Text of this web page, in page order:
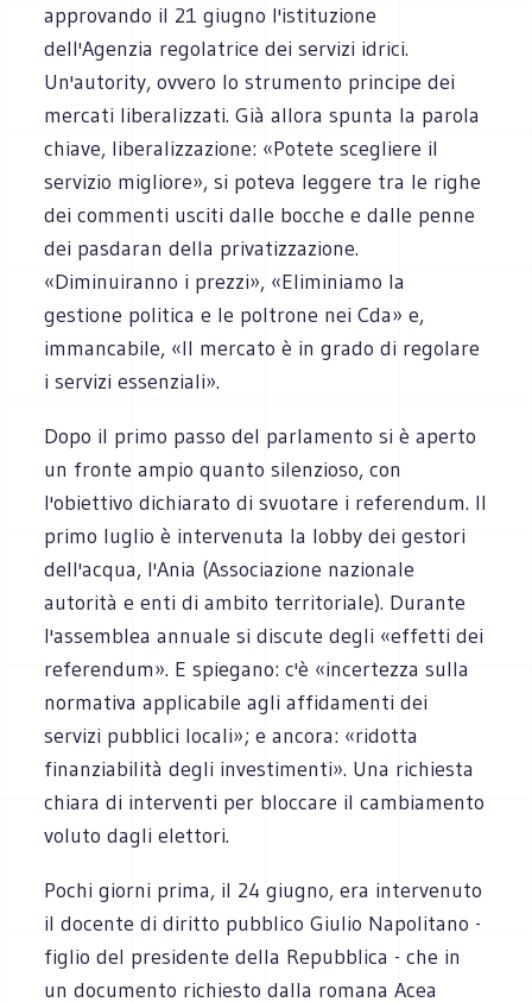
approvando il 21 giugno l'istituzione
dell'Agenzia regolatrice dei servizi idrici.
Un'autority, ovvero lo strumento principe dei
mercati liberalizzati. Già allora spunta la parola
chiave, liberalizzazione: «Potete scegliere il
servizio migliore», si poteva leggere tra le righe
dei commenti usciti dalle bocche e dalle penne
dei pasdaran della privatizzazione.
«Diminuiranno i prezzi», «Eliminiamo la
gestione politica e le poltrone nei Cda» e,
immancabile, «Il mercato è in grado di regolare
i servizi essenziali».
Dopo il primo passo del parlamento si è aperto
un fronte ampio quanto silenzioso, con
l'obiettivo dichiarato di svuotare i referendum. Il
primo luglio è intervenuta la lobby dei gestori
dell'acqua, l'Ania (Associazione nazionale
autorità e enti di ambito territoriale). Durante
l'assemblea annuale si discute degli «effetti dei
referendum». E spiegano: c'è «incertezza sulla
normativa applicabile agli affidamenti dei
servizi pubblici locali»; e ancora: «ridotta
finanziabilità degli investimenti». Una richiesta
chiara di interventi per bloccare il cambiamento
voluto dagli elettori.
Pochi giorni prima, il 24 giugno, era intervenuto
il docente di diritto pubblico Giulio Napolitano -
figlio del presidente della Repubblica - che in
un documento richiesto dalla romana Acea